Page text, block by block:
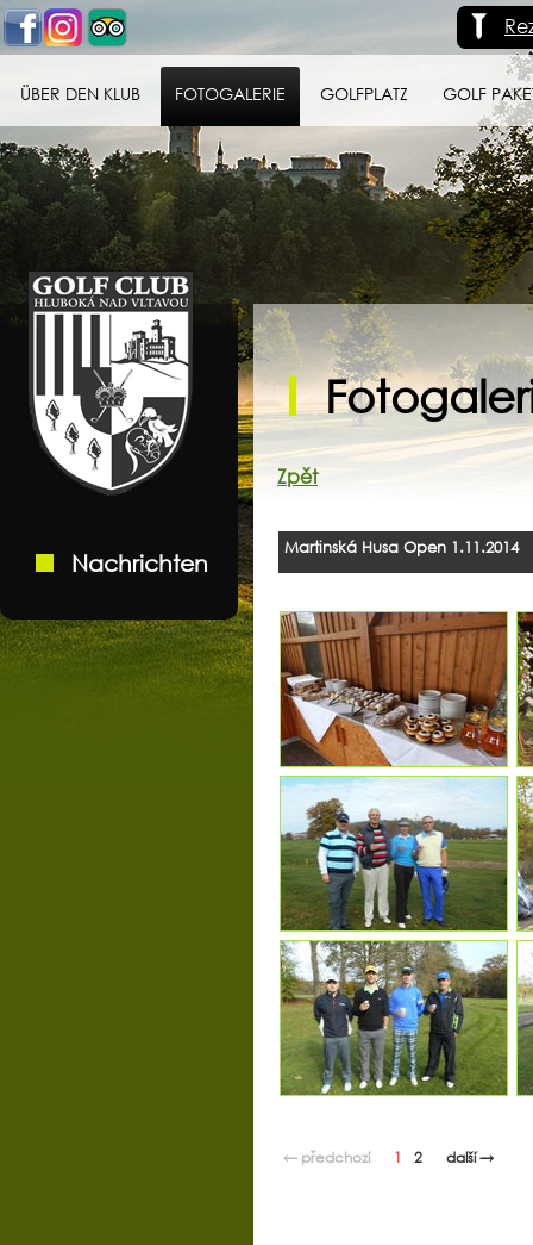
ÜBER DEN KLUB FOTOGALERIE GOLFPLATZ GOLF
Golf klub Hluboká
nad Vltavou
Nachrichten
Zpět
Martinská Husa Open 1.11.2014
← předchozí 1 2 další →